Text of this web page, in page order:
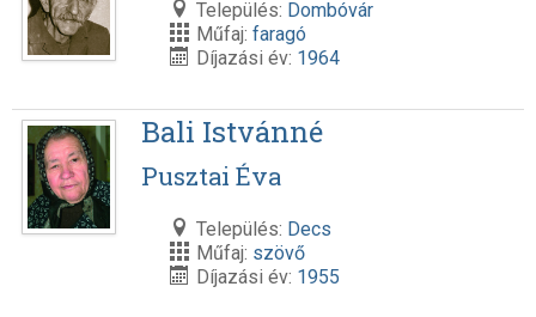
Település: Dombóvár
Műfaj: faragó
Díjazási év: 1964
Bali Istvánné
Pusztai Éva
Település: Decs
Műfaj: szövő
Díjazási év: 1955